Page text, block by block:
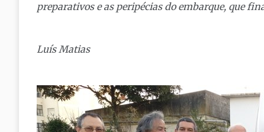
preparativos e as peripécias do embarque, que
Luís Matias